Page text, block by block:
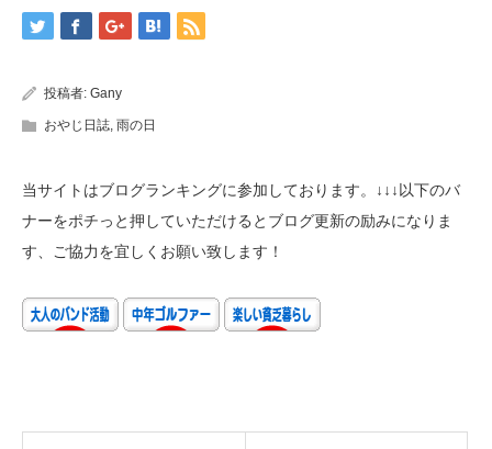
投稿者: Gany
おやじ日誌 雨の日
当サイトはブログランキングに参加しております。↓↓↓以下のバ
ナーをポチっと押していただけるとブログ更新の励みになりま
す、ご協力を宜しくお願い致します！